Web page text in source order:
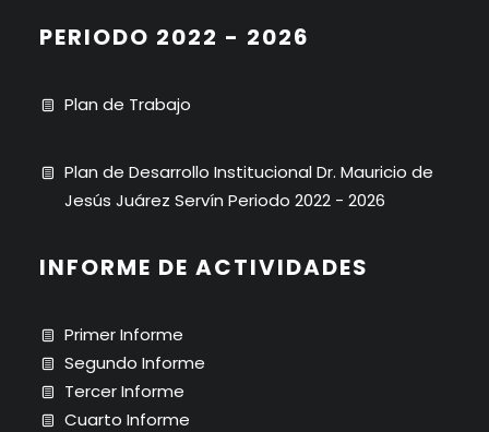
PERIODO 2022 - 2026
Plan de Trabajo
Plan de Desarrollo Institucional Dr. Mauricio de
Jesús Juárez Servín Periodo 2022 - 2026
INFORME DE ACTIVIDADES
Primer Informe
Segundo Informe
Tercer Informe
Cuarto Informe